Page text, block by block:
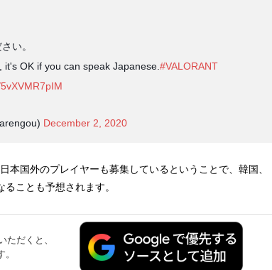
い。
OK if you can speak Japanese.#VALORANT
December 2, 2020
本国外のプレイヤーも募集しているということで、韓国、
ことも予想されます。
ただくと、